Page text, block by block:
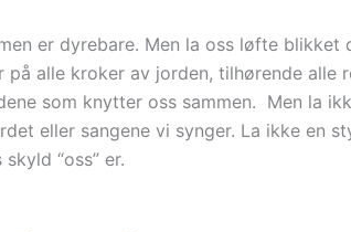
er dyrebare. Men la oss løfte blikket
alle kroker av jorden, tilhørende alle
som knytter oss sammen. Men la
eller sangene vi synger. La ikke en
“oss” er.